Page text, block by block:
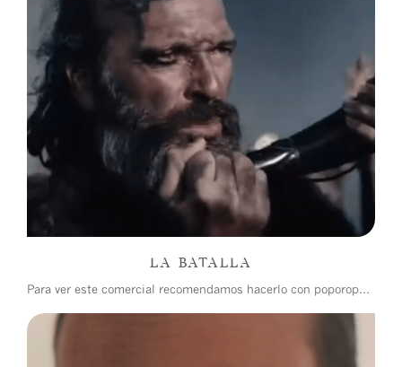
LA BATALLA
Para ver este comercial recomendamos hacerlo con poporopos dulces y gaseosa bien fría.